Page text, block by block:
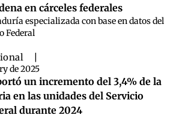
en cárceles federales
especializada con base en datos del
Federal
de 2025
un incremento del 3,4% de la
en las unidades del Servicio
durante 2024